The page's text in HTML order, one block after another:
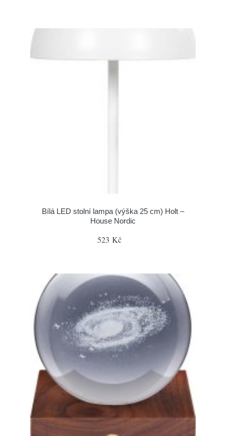
Bílá LED stolní lampa (výška 25 cm) Holt –
House Nordic
523 Kč